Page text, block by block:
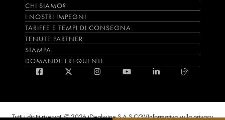
CHI SIAMO?
I NOSTRI IMPEGNI
TARIFFE E TEMPI DI CONSEGNA
TENUTE PARTNER
STAMPA
DOMANDE FREQUENTI
Tutti i diritti riservati © 2026 iDealwine S.A.S.CGVInformativa sulla privacy